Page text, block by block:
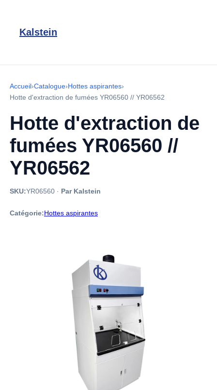
Kalstein
Accueil›Catalogue›Hottes aspirantes›
Hotte d'extraction de fumées YR06560 // YR06562
Hotte d'extraction de
fumées YR06560 //
YR06562
SKU:YR06560 · Par Kalstein
Catégorie:Hottes aspirantes